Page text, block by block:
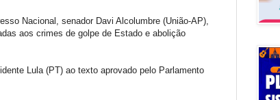
Nacional, senador Davi Alcolumbre (União-AP),
aos crimes de golpe de Estado e abolição
Lula (PT) ao texto aprovado pelo Parlamento